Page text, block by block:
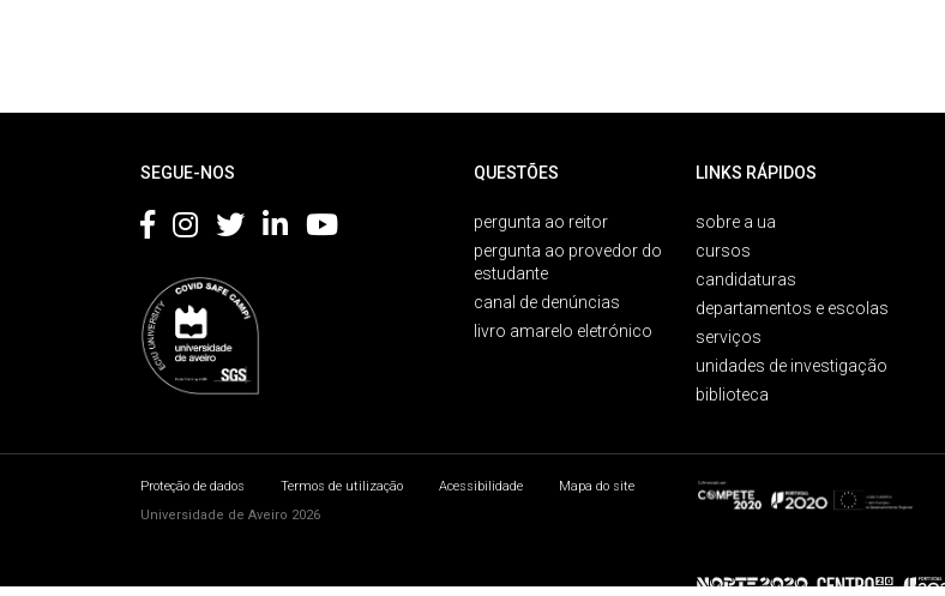
SEGUE-NOS QUESTÕES
pergunta ao reitor
pergunta ao provedor do
estudante
canal de denúncias
livro amarelo eletrónico
LINKS RÁPIDOS
sobre a ua
cursos
candidaturas
departamentos e escolas
serviços
unidades de investigação
biblioteca
Proteção de dados Termos de utilização Acessibilidade
Mapa do site
Universidade de Aveiro 2026